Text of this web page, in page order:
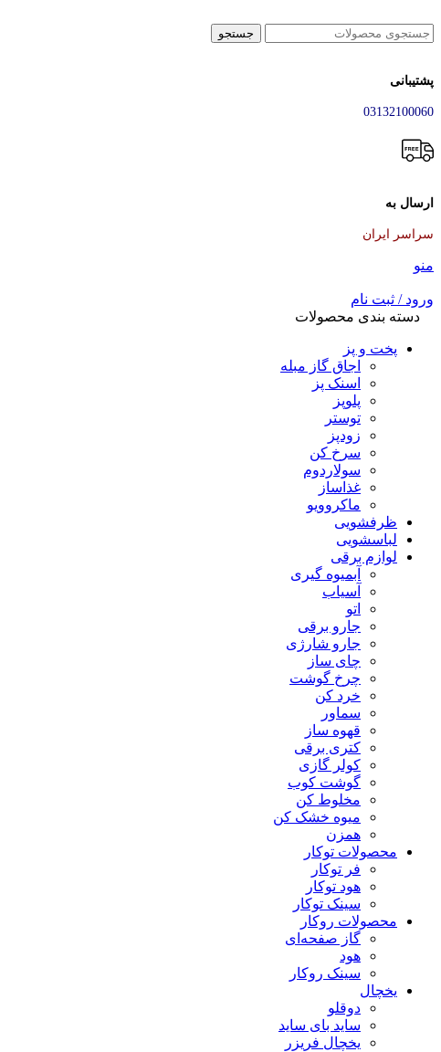
جستجو
پشتیبانی
03132100060
ارسال به
سراسر ایران
منو
ورود / ثبت نام
دسته بندی محصولات
پخت و پز
اجاق گاز مبله
اسنک پز
پلوپز
توستر
زودپز
سرخ کن
سولاردوم
غذاساز
ماکروویو
ظرفشویی
لباسشویی
لوازم برقی
آبمیوه گیری
آسیاب
اتو
جارو برقی
جارو شارژی
چای ساز
چرخ گوشت
خرد کن
سماور
قهوه ساز
کتری برقی
کولر گازی
گوشت کوب
مخلوط کن
میوه خشک کن
همزن
محصولات توکار
فر توکار
هود توکار
سینک توکار
محصولات روکار
گاز صفحه‌ای
هود
سینک روکار
یخچال
دوقلو
ساید بای ساید
یخچال فریزر